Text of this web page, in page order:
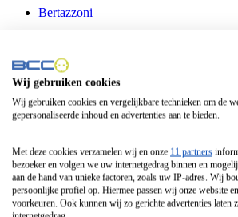
Bertazzoni
Fitelli
Airfryer
Frituurpan
Contactgrill
Broodbakmachine
Broodrooster
Wij gebruiken cookies
Wij gebruiken cookies en vergelijkbare technieken om de
gepersonaliseerde inhoud en advertenties aan te bieden.
Met deze cookies verzamelen wij en onze 11 partners
bezoeker en volgen we uw internetgedrag binnen en
aan de hand van unieke factoren, zoals uw IP-adres. Wij
persoonlijke profiel op. Hiermee passen wij onze website
voorkeuren. Ook kunnen wij zo gerichte advertenties laten